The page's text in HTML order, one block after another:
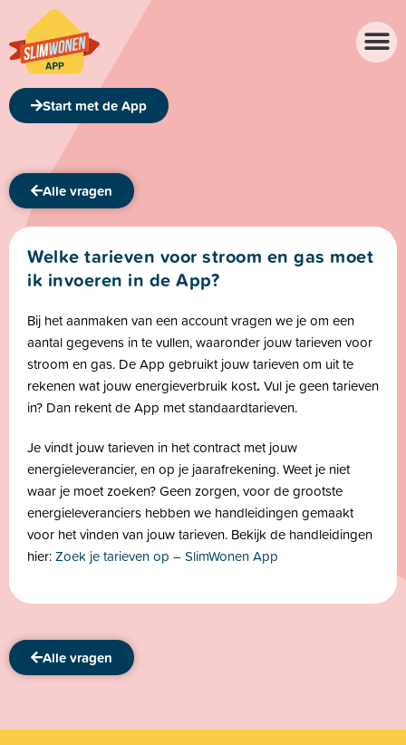
Start met de App
Alle vragen
Welke tarieven voor stroom en gas moet
ik invoeren in de App?
Bij het aanmaken van een account vragen we je om een
aantal gegevens in te vullen, waaronder jouw tarieven voor
stroom en gas. De App gebruikt jouw tarieven om uit te
rekenen wat jouw energieverbruik kost. Vul je geen tarieven
in? Dan rekent de App met standaardtarieven.
Je vindt jouw tarieven in het contract met jouw
energieleverancier, en op je jaarafrekening. Weet je niet
waar je moet zoeken? Geen zorgen, voor de grootste
energieleveranciers hebben we handleidingen gemaakt
voor het vinden van jouw tarieven. Bekijk de handleidingen
hier:Zoek je tarieven op – SlimWonen App
Alle vragen